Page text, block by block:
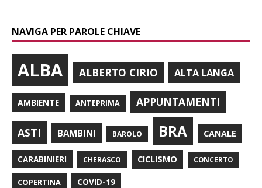
NAVIGA PER PAROLE CHIAVE
ALBA ALBERTO CIRIO ALTA LANGA
AMBIENTE ANTEPRIMA APPUNTAMENTI
ASTI BAMBINI BAROLO BRA CANALE
CARABINIERI CHERASCO CICLISMO CONCERTO
COPERTINA COVID-19